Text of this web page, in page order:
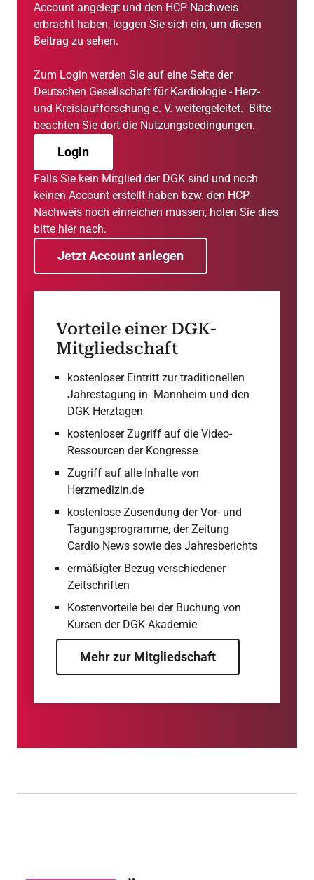
Account angelegt und den HCP-Nachweis
erbracht haben, loggen Sie sich ein, um diesen
Beitrag zu sehen.
Zum Login werden Sie auf eine Seite der
Deutschen Gesellschaft für Kardiologie - Herz-
und Kreislaufforschung e. V. weitergeleitet. Bitte
beachten Sie dort die Nutzungsbedingungen.
Login
Falls Sie kein Mitglied der DGK sind und noch
keinen Account erstellt haben bzw. den HCP-
Nachweis noch einreichen müssen, holen Sie dies
bitte hier nach.
Jetzt Account anlegen
Vorteile einer DGK-
Mitgliedschaft
kostenloser Eintritt zur traditionellen
Jahrestagung in Mannheim und den
DGK Herztagen
kostenloser Zugriff auf die Video-
Ressourcen der Kongresse
Zugriff auf alle Inhalte von
Herzmedizin.de
kostenlose Zusendung der Vor- und
Tagungsprogramme, der Zeitung
Cardio News sowie des Jahresberichts
ermäßigter Bezug verschiedener
Zeitschriften
Kostenvorteile bei der Buchung von
Kursen der DGK-Akademie
Mehr zur Mitgliedschaft